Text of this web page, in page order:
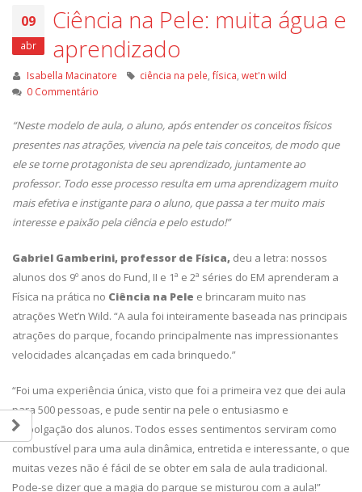
09
abr
Ciência na Pele: muita água e
aprendizado
Isabella Macinatore ciência na pele ,física ,wet'n wild
0 Commentário
“Neste modelo de aula, o aluno, após entender os conceitos físicos
presentes nas atrações, vivencia na pele tais conceitos, de modo que
ele se torne protagonista de seu aprendizado, juntamente ao
professor. Todo esse processo resulta em uma aprendizagem muito
mais efetiva e instigante para o aluno, que passa a ter muito mais
interesse e paixão pela ciência e pelo estudo!”
Gabriel Gamberini, professor de Física, deu a letra: nossos
alunos dos 9º anos do Fund, II e 1ª e 2ª séries do EM aprenderam a
Física na prática no Ciência na Pele e brincaram muito nas
atrações Wet’n Wild. “A aula foi inteiramente baseada nas principais
atrações do parque, focando principalmente nas impressionantes
velocidades alcançadas em cada brinquedo.”
“Foi uma experiência única, visto que foi a primeira vez que dei aula
para 500 pessoas, e pude sentir na pele o entusiasmo e
empolgação dos alunos. Todos esses sentimentos serviram como
combustível para uma aula dinâmica, entretida e interessante, o que
muitas vezes não é fácil de se obter em sala de aula tradicional.
Pode-se dizer que a magia do parque se misturou com a aula!”